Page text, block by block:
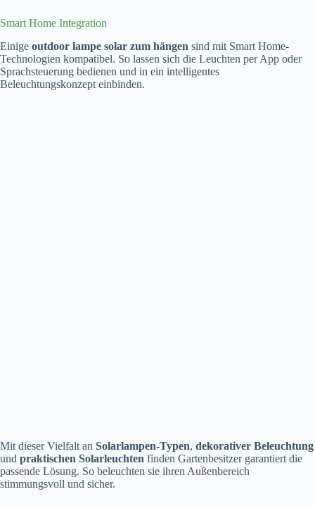
Smart Home Integration
Einige outdoor lampe solar zum hängen sind mit Smart Home-
Technologien kompatibel. So lassen sich die Leuchten per App oder
Sprachsteuerung bedienen und in ein intelligentes
Beleuchtungskonzept einbinden.
Mit dieser Vielfalt an Solarlampen-Typen, dekorativer Beleuchtung
und praktischen Solarleuchten finden Gartenbesitzer garantiert die
passende Lösung. So beleuchten sie ihren Außenbereich
stimmungsvoll und sicher.